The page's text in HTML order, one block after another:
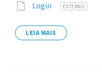
Login EXTERNO
LEIA MAIS